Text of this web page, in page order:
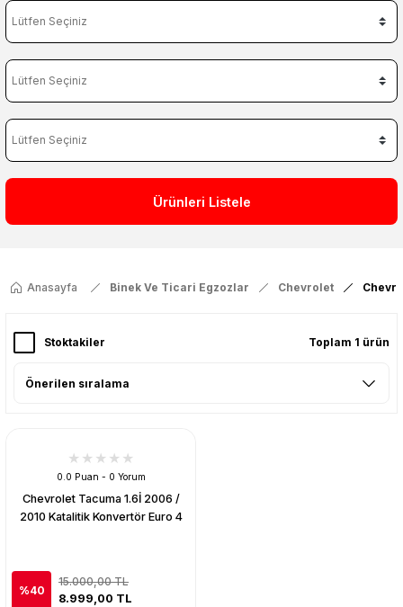
Ürünleri Listele
Anasayfa Binek Ve Ticari Egzozlar Chevrolet
Stoktakiler Toplam 1 ürün
0.0 Puan - 0 Yorum
Chevrolet Tacuma 1.6İ 2006 /
2010 Katalitik Konvertör Euro 4
%40
15.000,00 TL
8.999,00 TL